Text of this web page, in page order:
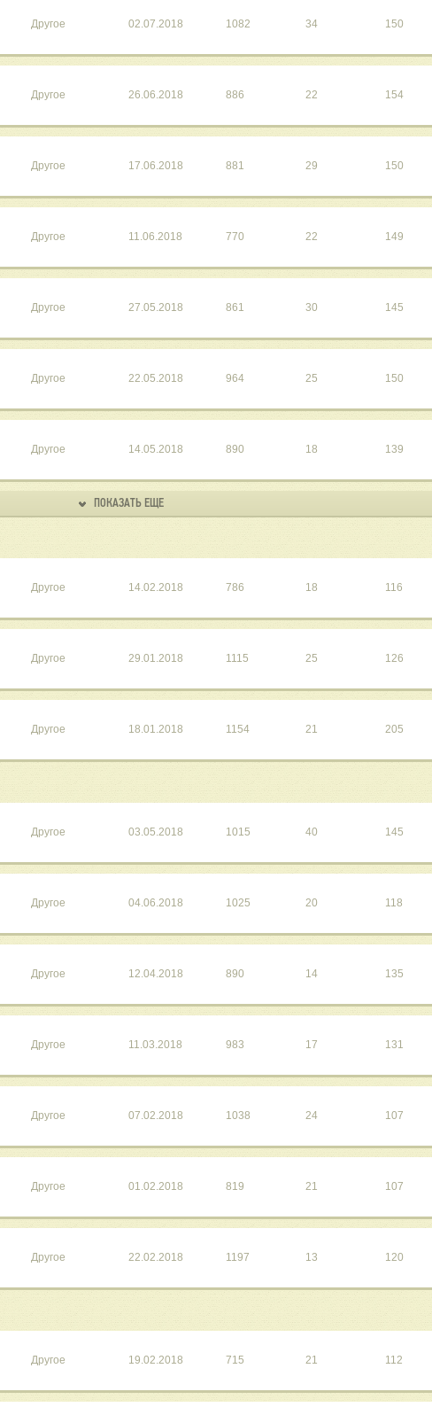
Другое 02.07.2018 1082 34 150
Другое 26.06.2018 886 22 154
Другое 17.06.2018 881 29 150
Другое 11.06.2018 770 22 149
Другое 27.05.2018 861 30 145
Другое 22.05.2018 964 25 150
Другое 14.05.2018 890 18 139
ПОКАЗАТЬ ЕЩЕ
Другое 14.02.2018 786 18 116
Другое 29.01.2018 1115 25 126
Другое 18.01.2018 1154 21 205
Другое 03.05.2018 1015 40 145
Другое 04.06.2018 1025 20 118
Другое 12.04.2018 890 14 135
Другое 11.03.2018 983 17 131
Другое 07.02.2018 1038 24 107
Другое 01.02.2018 819 21 107
Другое 22.02.2018 1197 13 120
Другое 19.02.2018 715 21 112